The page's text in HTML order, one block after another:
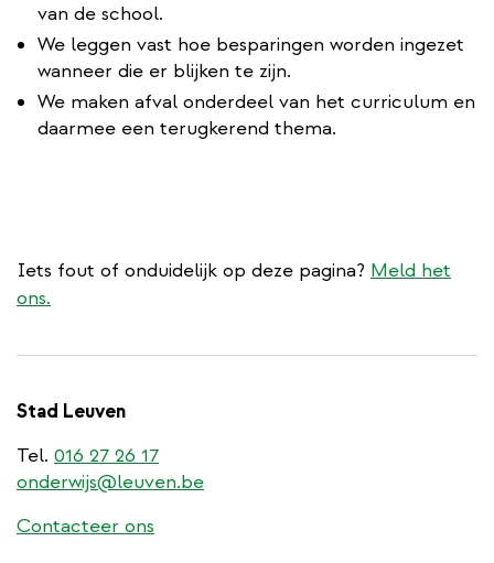
van de school.
We leggen vast hoe besparingen worden ingezet
wanneer die er blijken te zijn.
We maken afval onderdeel van het curriculum en
daarmee een terugkerend thema.
Iets fout of onduidelijk op deze pagina? Meld het
ons.
Stad Leuven
Tel. 016 27 26 17
onderwijs@leuven.be
Contacteer ons